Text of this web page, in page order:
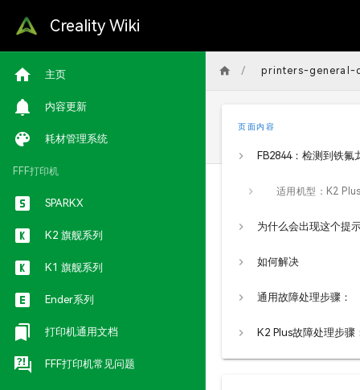
Creality Wiki
主页
内容更新
耗材管理系统
FFF打印机
SPARKX
K2 旗舰系列
K1 旗舰系列
Ender系列
打印机通用文档
FFF打印机常见问题
/ printers-general-
页面内容
为什么会出现这个提
如何解决
通用故障处理步骤：
K2 Plus故障处理步骤